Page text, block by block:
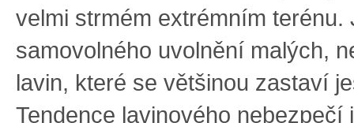
velmi strmém extrémním terénu.
samovolného uvolnění malých,
lavin, které se většinou zastaví
Tendence lavinového nebezpečí